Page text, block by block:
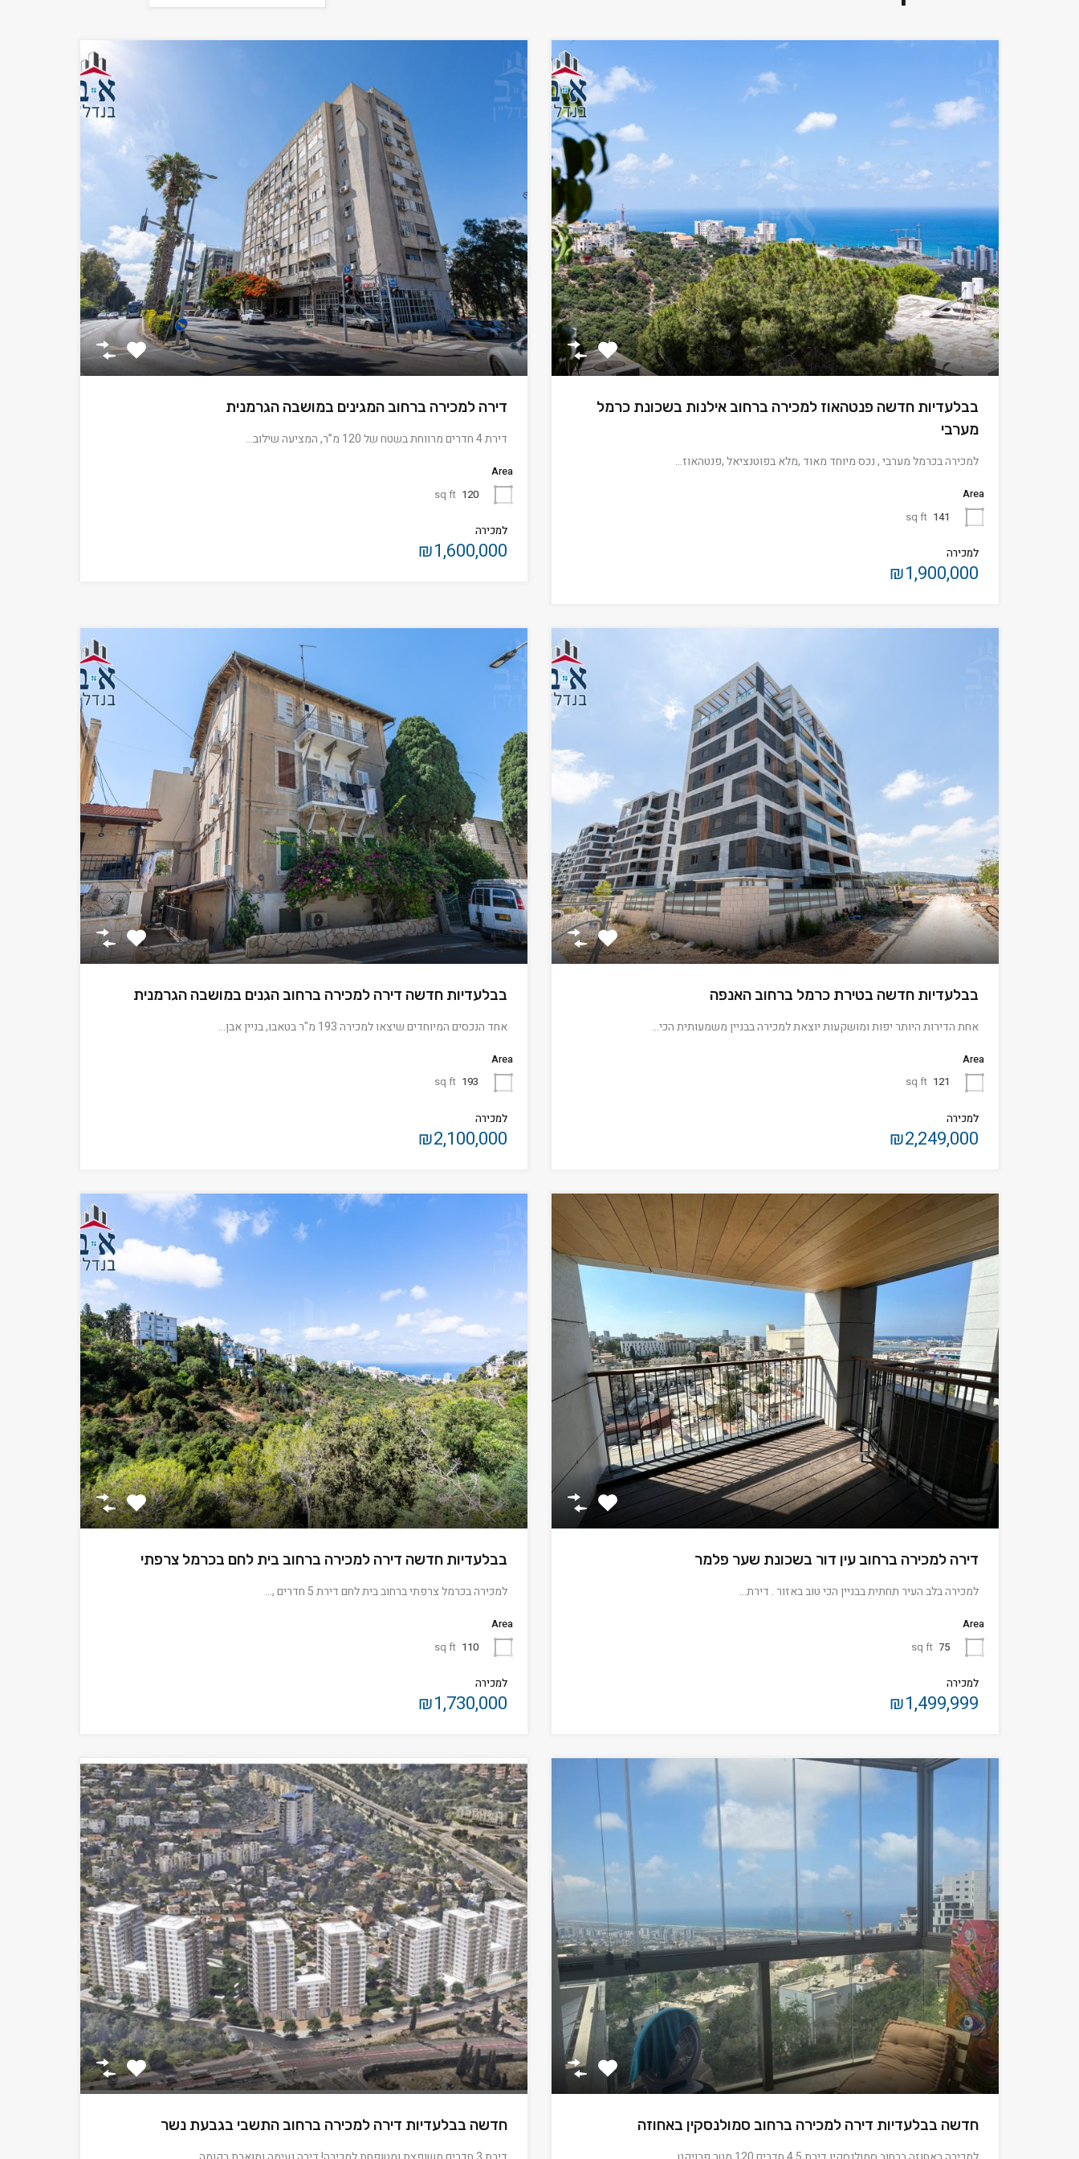
בבלעדיות חדשה פנטהאוז למכירה ברחוב אילנות בשכונת כרמל
מערבי
למכירה בכרמל מערבי , נכס מיוחד מאוד ,מלא בפוטנציאל ,פנטהאוז…
Area
141
sq ft
למכירה
₪1,900,000
דירה למכירה ברחוב המגינים במושבה הגרמנית
דירת 4 חדרים מרווחת בשטח של 120 מ”ר, המציעה שילוב…
Area
120
sq ft
למכירה
₪1,600,000
בבלעדיות חדשה בטירת כרמל ברחוב האנפה
אחת הדירות היותר יפות ומושקעות יוצאת למכירה בבניין משמעותית הכי…
Area
121
sq ft
למכירה
₪2,249,000
בבלעדיות חדשה דירה למכירה ברחוב הגנים במושבה הגרמנית
אחד הנכסים המיוחדים שיצאו למכירה 193 מ"ר בטאבו, בניין אבן…
Area
193
sq ft
למכירה
₪2,100,000
דירה למכירה ברחוב עין דור בשכונת שער פלמר
למכירה בלב העיר תחתית בבניין הכי טוב באזור . דירת…
Area
75
sq ft
למכירה
₪1,499,999
בבלעדיות חדשה דירה למכירה ברחוב בית לחם בכרמל צרפתי
למכירה בכרמל צרפתי ברחוב בית לחם דירת 5 חדרים ,…
Area
110
sq ft
למכירה
₪1,730,000
חדשה בבלעדיות דירה למכירה ברחוב סמולנסקין באחוזה חדשה בבלעדיות דירה למכירה ברחוב התשבי בגבעת נשר